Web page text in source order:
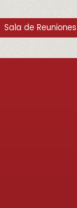
Sala de Reuniones